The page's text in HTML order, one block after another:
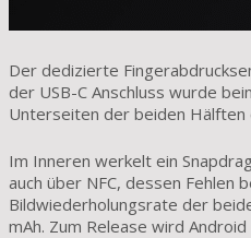
Der dedizierte
der USB-C Anschluss wurde
Unterseiten der beiden Hälften
Im Inneren werkelt ein
auch über NFC, dessen
Bildwiederholungsrate der
mAh. Zum Release wird